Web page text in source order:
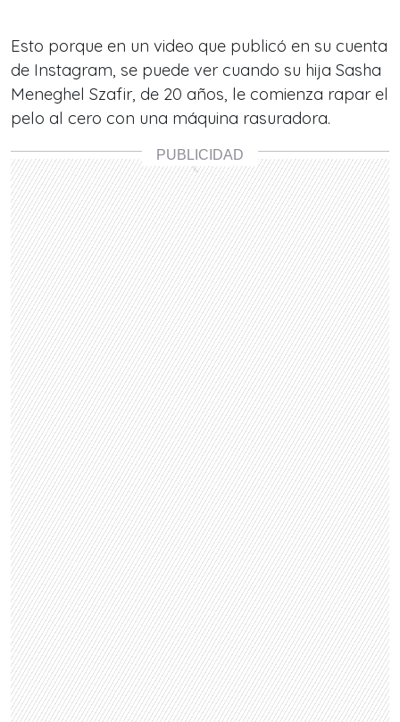
Esto porque en un video que publicó en su cuenta
de Instagram, se puede ver cuando su hija Sasha
Meneghel Szafir, de 20 años, le comienza rapar el
pelo al cero con una máquina rasuradora.